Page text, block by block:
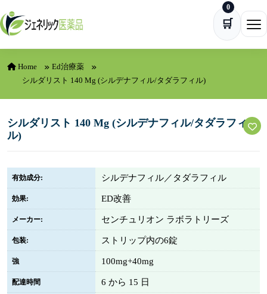
Skip to content
🛒
0
Home
Ed治療薬
シルダリスト 140 Mg (シルデナフィル/タダラフィル)
シルダリスト 140 Mg (シルデナフィル/タダラフィ
ル)
有効成分: シルデナフィル／タダラフィル
効果: ED改善
メーカー: センチュリオン ラボラトリーズ
包装: ストリップ内の6錠
強 100mg+40mg
配達時間 6 から 15 日